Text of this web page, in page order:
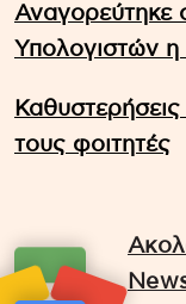
Αναγορεύτηκε
Υπολογιστών
τους φοιτητές